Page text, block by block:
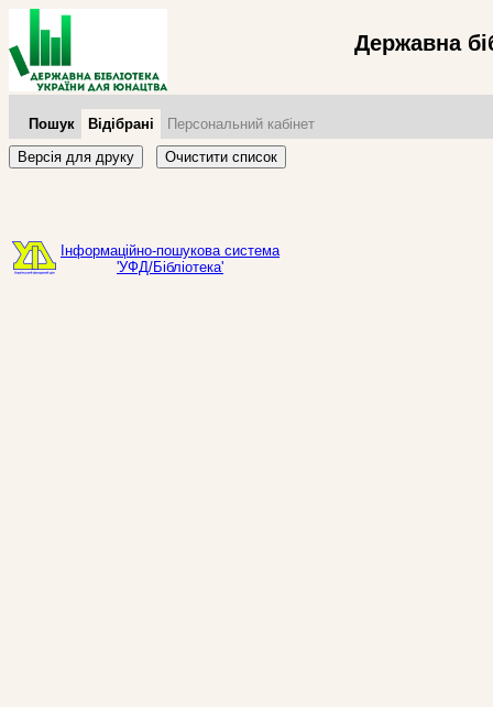
Державна
Пошук Відібрані
Персональний кабінет
Версія для друку
Очистити список
Інформаційно-пошукова система
'УФД/Бібліотека'